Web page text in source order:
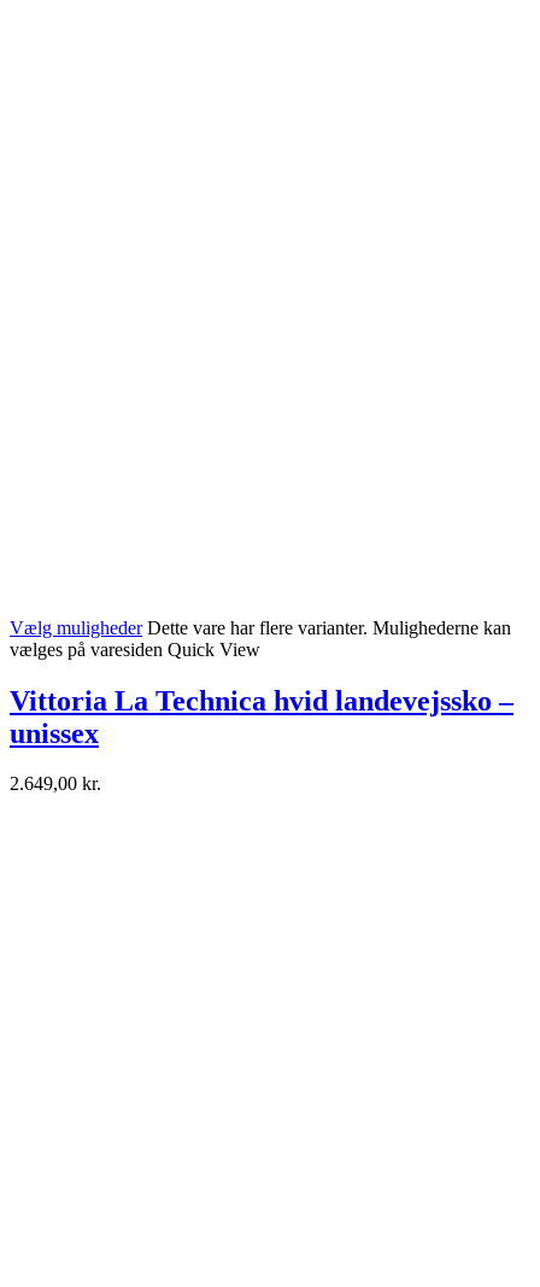
Vælg muligheder Dette vare har flere varianter. Mulighederne kan
vælges på varesiden Quick View
Vittoria La Technica hvid landevejssko –
unissex
2.649,00 kr.